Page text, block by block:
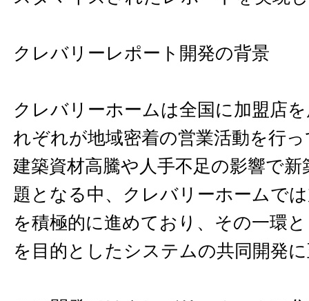
クレバリーレポート開発の背景
クレバリーホームは全国に加盟店
れぞれが地域密着の営業活動を行
建築資材高騰や人手不足の影響で
題となる中、クレバリーホームで
を積極的に進めており、その一環
を目的としたシステムの共同開発